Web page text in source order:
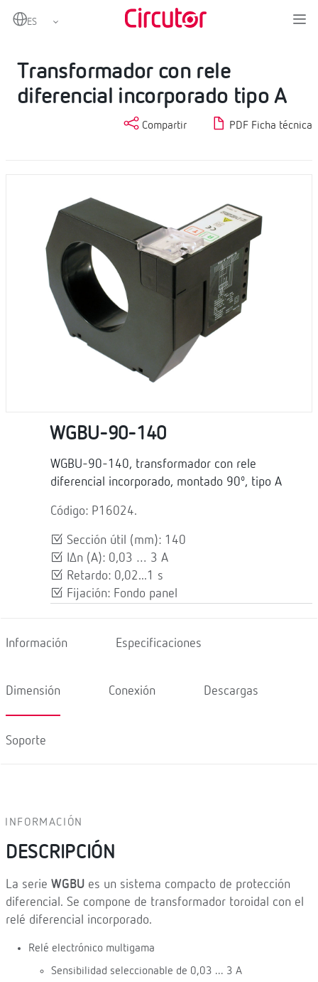
Home
Protección diferencial tipo A
Transformador con rele diferencial incorporado tipo A
Transformador con rele
diferencial incorporado tipo A
Compartir PDF Ficha técnica
WGBU-90-140
WGBU-90-140, transformador con rele
diferencial incorporado, montado 90º, tipo A
Código: P16024.
Sección útil (mm): 140
IΔn (A): 0,03 … 3 A
Retardo: 0,02...1 s
Fijación: Fondo panel
Información Especificaciones
Dimensión Conexión Descargas
Soporte
INFORMACIÓN
DESCRIPCIÓN
La serie WGBU es un sistema compacto de protección
diferencial. Se compone de transformador toroidal con el
relé diferencial incorporado.
Relé electrónico multigama
Sensibilidad seleccionable de 0,03 ... 3 A